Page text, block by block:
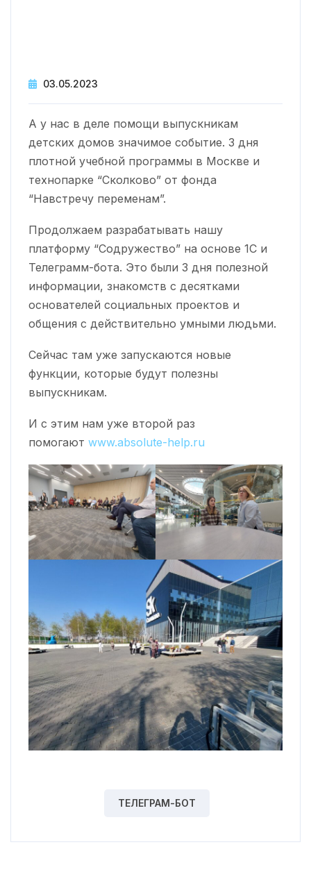
03.05.2023
А у нас в деле помощи выпускникам
детских домов значимое событие. 3 дня
плотной учебной программы в Москве и
технопарке “Сколково” от фонда
“Навстречу переменам”.
Продолжаем разрабатывать нашу
платформу “Содружество” на основе 1С и
Телеграмм-бота. Это были 3 дня полезной
информации, знакомств с десятками
основателей социальных проектов и
общения с действительно умными людьми.
Сейчас там уже запускаются новые
функции, которые будут полезны
выпускникам.
И с этим нам уже второй раз
помогают www.absolute-help.ru
ТЕЛЕГРАМ-БОТ